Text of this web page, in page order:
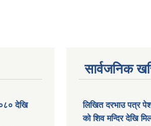
देखि
सार्वजनिक
लिखित दरभाउ पत्र
को शिव मन्दिर देखि